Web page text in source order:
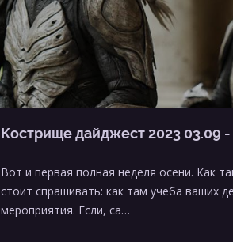
Кострище дайджест 2023 03.09 -
Вот и первая полная неделя осени. Как
стоит спрашивать: как там учеба ваших
мероприятия. Если, са…